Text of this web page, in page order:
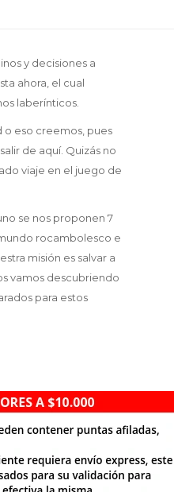
y decisiones a
ahora, el cual
laberínticos.
o eso creemos, pues
de aquí. Quizás no
viaje en el juego de
se nos proponen 7
rocambolesco e
misión es salvar a
vamos descubriendo
para estos